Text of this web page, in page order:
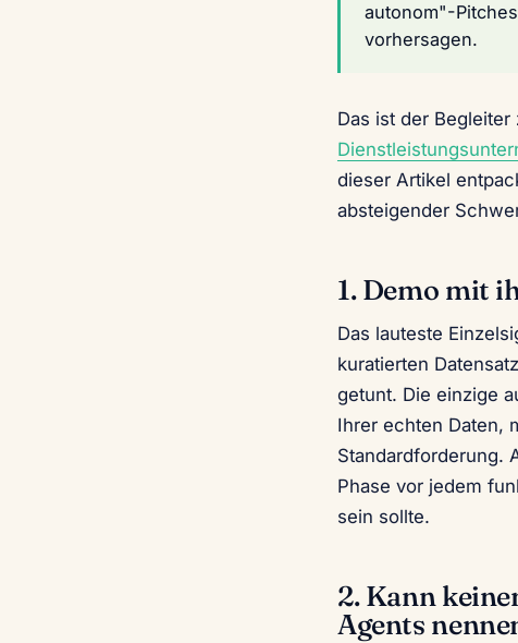
autonom"-
vorhersagen.
Das ist der
dieser Artikel
absteigender
1. Demo mit
Das lauteste
kuratierten
getunt. Die einzige
Ihrer echten Daten,
Standardforderung.
Phase vor jedem
sein sollte.
2. Kann
Agents